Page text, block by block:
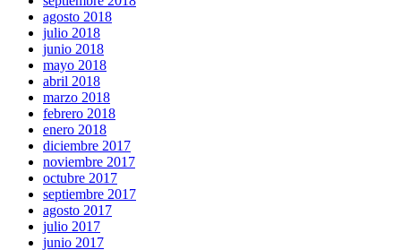
agosto 2018
julio 2018
junio 2018
mayo 2018
abril 2018
marzo 2018
febrero 2018
enero 2018
diciembre 2017
noviembre 2017
octubre 2017
septiembre 2017
agosto 2017
julio 2017
junio 2017